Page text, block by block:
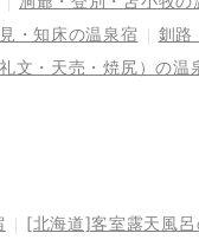
・知床の温泉宿
釧路
文・天売・焼尻）の温
[北海道]客室露天風